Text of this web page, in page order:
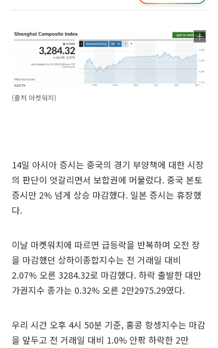
(출처 마켓워치)
14일 아시아 증시는 중국의 경기 부양책에 대한 시장
의 판단이 엇갈리면서 보합권에 머물렀다. 중국 본토
증시만 2% 넘게 상승 마감했다. 일본 증시는 휴장했
다.
이날 마켓워치에 따르면 급등락을 반복하며 오전 장
을 마감했던 상하이종합지수는 전 거래일 대비
2.07% 오른 3284.32로 마감했다. 하락 출발한 대만
가권지수 종가는 0.32% 오른 2만2975.29였다.
우리 시간 오후 4시 50분 기준, 홍콩 항셍지수는 마감
을 앞두고 전 거래일 대비 1.0% 안팎 하락한 2만